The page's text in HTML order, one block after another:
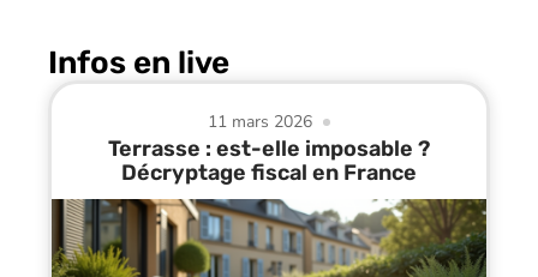
Infos en live
11 mars 2026
Terrasse : est-elle imposable ?
Décryptage fiscal en France